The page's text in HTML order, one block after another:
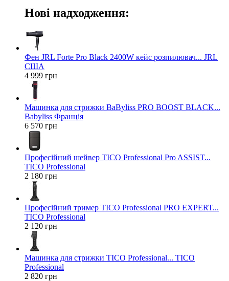
Нові надходження:
Фен JRL Forte Pro Black 2400W кейс розпилювач... JRL
США
4 999 грн
Машинка для стрижки BaByliss PRO BOOST BLACK...
Babyliss Франція
6 570 грн
Професійний шейвер TICO Professional Pro ASSIST...
TICO Professional
2 180 грн
Професійний тример TICO Professional PRO EXPERT...
TICO Professional
2 120 грн
Машинка для стрижки TICO Professional... TICO
Professional
2 820 грн